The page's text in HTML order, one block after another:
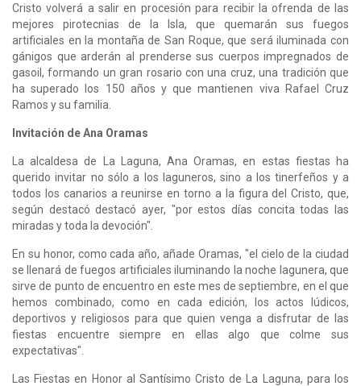
Cristo volverá a salir en procesión para recibir la ofrenda de las
mejores pirotecnias de la Isla, que quemarán sus fuegos
artificiales en la montaña de San Roque, que será iluminada con
gánigos que arderán al prenderse sus cuerpos impregnados de
gasoil, formando un gran rosario con una cruz, una tradición que
ha superado los 150 años y que mantienen viva Rafael Cruz
Ramos y su familia.
Invitación de Ana Oramas
La alcaldesa de La Laguna, Ana Oramas, en estas fiestas ha
querido invitar no sólo a los laguneros, sino a los tinerfeños y a
todos los canarios a reunirse en torno a la figura del Cristo, que,
según destacó destacó ayer, "por estos días concita todas las
miradas y toda la devoción".
En su honor, como cada año, añade Oramas, "el cielo de la ciudad
se llenará de fuegos artificiales iluminando la noche lagunera, que
sirve de punto de encuentro en este mes de septiembre, en el que
hemos combinado, como en cada edición, los actos lúdicos,
deportivos y religiosos para que quien venga a disfrutar de las
fiestas encuentre siempre en ellas algo que colme sus
expectativas".
Las Fiestas en Honor al Santísimo Cristo de La Laguna, para los